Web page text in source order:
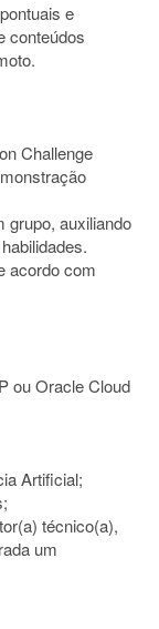
e
conteúdos
Challenge
grupo, auxiliando
acordo com
ou Oracle Cloud
Artificial;
técnico(a),
um